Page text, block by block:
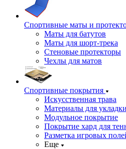
Спортивные маты и
Маты для батутов
Маты для шорт-трека
Стеновые протекторы
Чехлы для матов
Спортивные покрытия
Искусственная трава
Материалы для укладки
Модульное покрытие
Покрытие хард для
Разметка игровых
Еще